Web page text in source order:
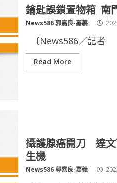
鑰匙誤鎖置物箱 南
News586 郭嘉良-嘉義
〔News586／記者
Read More
攝護腺癌開刀 達文
生機
News586 郭嘉良-嘉義